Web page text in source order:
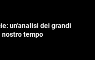
un'analisi dei grandi
tempo